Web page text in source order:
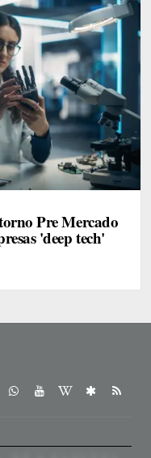
Pre Mercado
'deep tech'